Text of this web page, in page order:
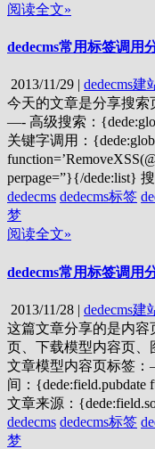
阅读全文»
dedecms常用标签调
2013/11/29 | dedecms建
今天的文章是分享搜
—- 高级搜索：
关键字调用：
perpage=”}{/dede:list}
dedecms dedecms标签
梦
阅读全文»
dedecms常用标签调
2013/11/28 | dedecms建
这篇文章分享的是内
页、下载模型内容页
文章模型内容页标签
间：{dede:field.pubdate
文章来源：
dedecms dedecms标签
梦